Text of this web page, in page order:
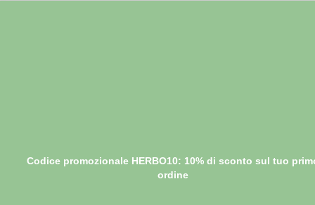
Codice promozionale HERBO10: 10% di sconto sul tuo
ordine